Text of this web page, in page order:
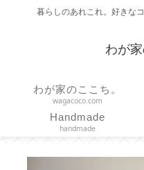
暮らしのあれこれ。好きな
わが
わが家のここち。
wagacoco.com
Handmade
handmade